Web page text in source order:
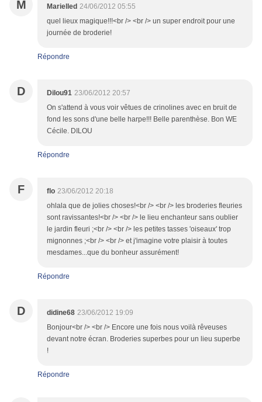
M Marielled 24/06/2012 05:55
quel lieux magique!!!<br /> <br /> un super endroit pour une
journée de broderie!
Répondre
D Dilou91 23/06/2012 20:57
On s'attend à vous voir vêtues de crinolines avec en bruit de
fond les sons d'une belle harpe!!! Belle parenthèse. Bon WE
Cécile. DILOU
Répondre
F flo 23/06/2012 20:18
ohlala que de jolies choses!<br /> <br /> les broderies fleuries
sont ravissantes!<br /> <br /> le lieu enchanteur sans oublier
le jardin fleuri ;<br /> <br /> les petites tasses 'oiseaux' trop
mignonnes ;<br /> <br /> et j'imagine votre plaisir à toutes
mesdames...que du bonheur assurément!
Répondre
D didine68 23/06/2012 19:09
Bonjour<br /> <br /> Encore une fois nous voilà rêveuses
devant notre écran. Broderies superbes pour un lieu superbe
!
Répondre